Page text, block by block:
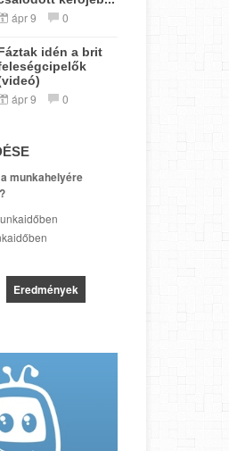
ápr 9 0
idén a brit
ápr 9 0
munkahelyére
Eredmények